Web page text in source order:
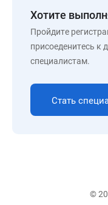
Хотите
Пройдите
присоеденитесь к
специалистам.
Стать
©